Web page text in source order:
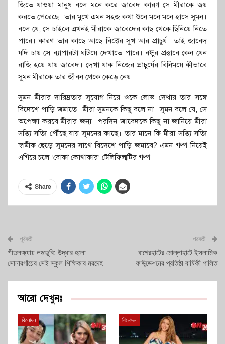
জিতে যাওয়া মানুষ বলে মনে করে জাবেদ কারণ সে মীরাকে জয়
করতে পেরেছে। তার মুখে এমন সহজ কথা শুনে মনে মনে হাসে সুমন।
বলে যে, সে চাইলে এখনই মীরাকে জাবেদের কাছ থেকে ছিনিয়ে নিতে
পারে। কারণ তার কাছে আছে বিত্তের সুখ আর প্রাচুর্য। তাই জাবেদ
যদি চায় সে ব্যাপারটা ঘটিয়ে দেখাতে পারে। বন্ধুর প্রস্তাবে কেন যেন
রাজি হয়ে যায় জাবেদ। দেখা যাক নিজের প্রাচুর্যের বিনিময়ে কীভাবে
সুমন মীরাকে তার জীবন থেকে কেড়ে নেয়।
সুমন মীরার দারিদ্রতার সুযোগ নিয়ে ওকে লোভ দেখায় তার সঙ্গে
বিদেশে পাড়ি জমাতে। মীরা সুমনকে কিছু বলে না। সুমন বলে যে, সে
অপেক্ষা করবে মীরার জন্য। পরদিন জাবেদকে কিছু না জানিয়ে মীরা
সত্যি সত্যি পৌঁছে যায় সুমনের কাছে। তার মানে কি মীরা সত্যি সত্যি
স্বামীক ছেড়ে সুমনের সাথে বিদেশে পাড়ি জমাবে? এমন গল্প নিয়েই
এগিয়ে চলে ‘বোকা কোথাকার’ টেলিফিল্মটির গল্প।
Share
পূর্ববর্তী
শীতলক্ষ্যায় লঞ্চডুবি: উদ্ধার হলো
সোনারগাঁয়ের সেই স্কুল শিক্ষিকার মরদেহ
পরবর্তী
বাগেরহাটের মোল্লাহাটে ইসলামিক
ফাউন্ডেশনের প্রতিষ্ঠা বার্ষিকী পালিত
আরো দেখুনঃ
বিনোদন বিনোদন